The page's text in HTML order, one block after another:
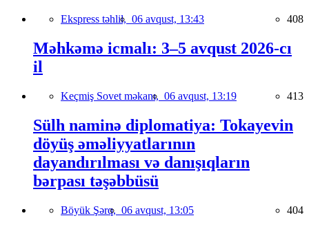
Ekspress təhlil, 06 avqust, 13:43 408
Məhkəmə icmalı: 3–5 avqust 2026-cı
il
Keçmiş Sovet məkanı, 06 avqust, 13:19 413
Sülh naminə diplomatiya: Tokayevin
döyüş əməliyyatlarının
dayandırılması və danışıqların
bərpası təşəbbüsü
Böyük Şərq, 06 avqust, 13:05 404